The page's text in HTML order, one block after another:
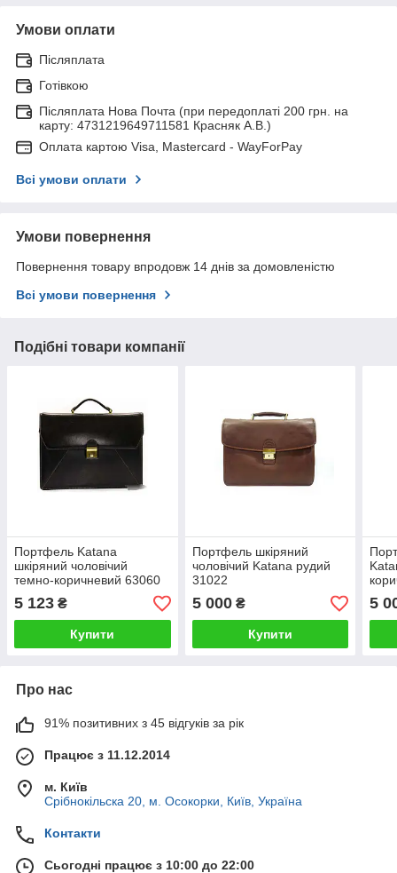
Умови оплати
Післяплата
Готівкою
Післяплата Нова Почта (при передоплаті 200 грн. на
карту: 4731219649711581 Красняк А.В.)
Оплата картою Visa, Mastercard - WayForPay
Всі умови оплати
Умови повернення
Повернення товару впродовж 14 днів за домовленістю
Всі умови повернення
Подібні товари компанії
Портфель Katana
шкіряний чоловічий
темно-коричневий 63060
5 123 ₴
Купити
Портфель шкіряний
чоловічий Katana рудий
31022
5 000₴
Купити
5
Про нас
91% позитивних з 45 відгуків за рік
Працює з 11.12.2014
м. Київ
Срібнокільска 20, м. Осокорки, Київ, Україна
Контакти
Сьогодні працює з 10:00 до 22:00